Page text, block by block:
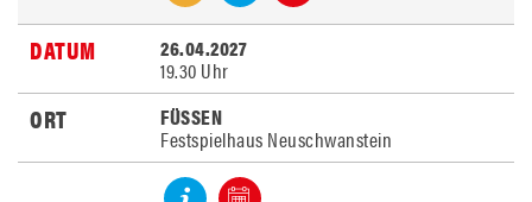
26.04.2027
19.30 Uhr
FÜSSEN
Festspielhaus Neuschwanstein